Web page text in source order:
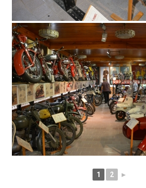
1 2 ►